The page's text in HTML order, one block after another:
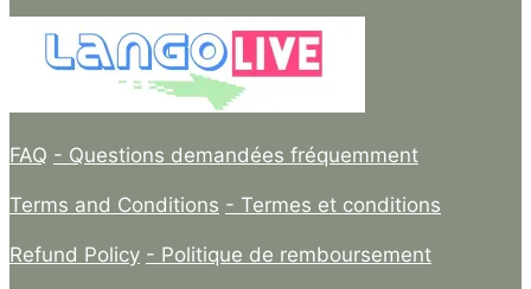
FAQ - Questions demandées fréquemment
Terms and Conditions - Termes et conditions
Refund Policy - Politique de remboursement